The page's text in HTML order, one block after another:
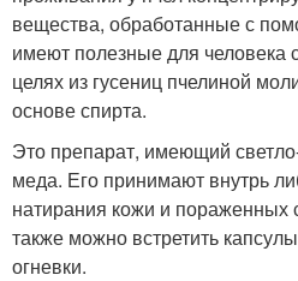
вещества, обработанные с
имеют полезные для человека
целях из гусениц пчелиной
основе спирта.
Это препарат, имеющий
меда. Его принимают внутрь
натирания кожи и пораженных
также можно встретить
огневки.